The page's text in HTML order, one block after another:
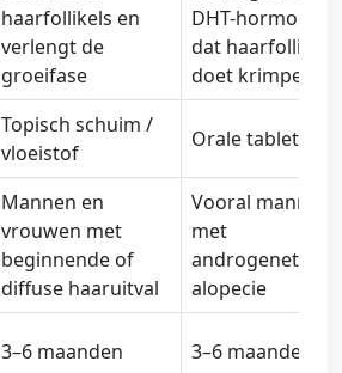
haarfollikels en
verlengt de
groeifase
DHT-hormoon
dat haarfollikels
doet krimpen
Topisch schuim /
vloeistof
Orale tablet
Mannen en
vrouwen met
beginnende of
diffuse haaruitval
Vooral mannen
met
alopecie
3–6 maanden 3–6 maanden